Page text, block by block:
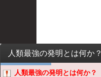
人類最強の発明とは何か？
人類最強の発明とは何か？